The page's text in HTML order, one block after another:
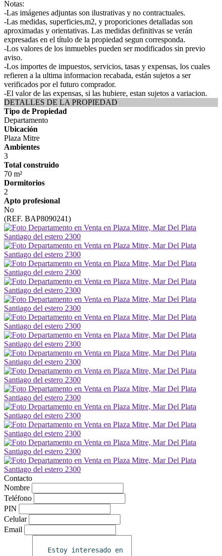
Notas:
-Las imágenes adjuntas son ilustrativas y no contractuales.
-Las medidas, superficies,m2, y proporiciones detalladas son
aproximadas y orientativas. Las medidas definitivas se verán
expresadas en el título de la propiedad segun corresponda.
-Los valores de los inmuebles pueden ser modificados sin previo
aviso.
-Los importes de impuestos, servicios, tasas y expensas, los cuales
refieren a la ultima informacion recabada, están sujetos a ser
verificados por el futuro comprador.
-El valor de las expensas, si las hubiere, estan sujetos a variacion.
DETALLES DE LA PROPIEDAD
Tipo de Propiedad
Departamento
Ubicación
Plaza Mitre
Ambientes
3
Total construido
70 m²
Dormitorios
2
Apto profesional
No
(REF. BAP8090241)
Contacto
Nombre
Teléfono
PIN
Celular
Email